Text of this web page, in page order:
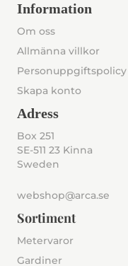
Information
Om oss
Allmänna villkor
Personuppgiftspolicy
Skapa konto
Adress
Box 251
SE-511 23 Kinna
Sweden
webshop@arca.se
Sortiment
Metervaror
Gardiner